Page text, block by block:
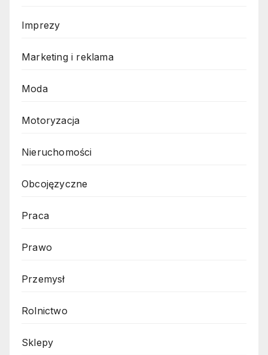
Imprezy
Marketing i reklama
Moda
Motoryzacja
Nieruchomości
Obcojęzyczne
Praca
Prawo
Przemysł
Rolnictwo
Sklepy